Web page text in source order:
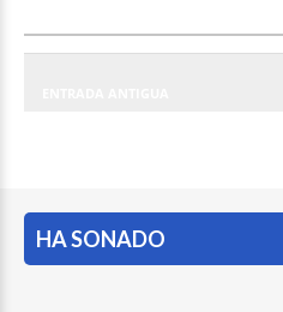
HA SONADO